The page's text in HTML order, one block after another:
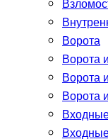
Ворота
Ворота
Ворота
Ворота